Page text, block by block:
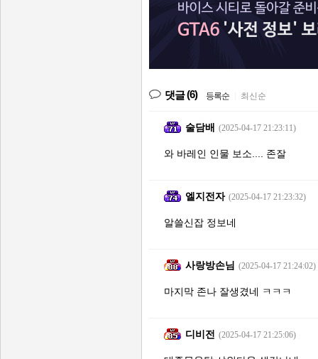
댓글(6) 등록순 최신순
술담배 (2025-04-17 21:23:11)
와 바레인 인물 보소.... 존잘
엘지전자 (2025-04-17 21:23:32)
알쓸신잡 정보네
사랑방손님 (2025-04-17 21:24:02)
마지막 존나 잘생겼네 ㅋㅋㅋ
디비전 (2025-04-17 21:25:06)